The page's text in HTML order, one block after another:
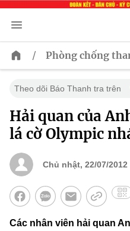
/ Phòng chống
Theo dõi Báo Thanh tra trên
Hải quan của
lá cờ Olympic
Chủ nhật, 22/07/2012
Các nhân viên hải quan